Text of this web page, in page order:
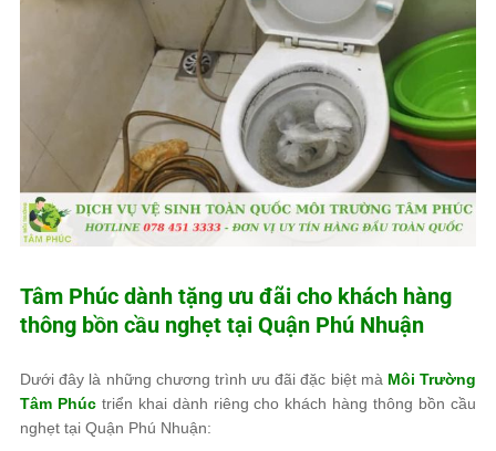
Tâm Phúc dành tặng ưu đãi cho khách hàng
thông bồn cầu nghẹt tại Quận Phú Nhuận
Dưới đây là những chương trình ưu đãi đặc biệt mà Môi Trường
Tâm Phúctriển khai dành riêng cho khách hàng thông bồn cầu
nghẹt tại Quận Phú Nhuận: